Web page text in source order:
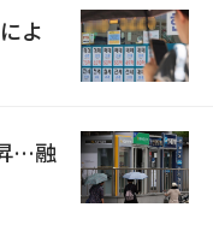
よ
…融